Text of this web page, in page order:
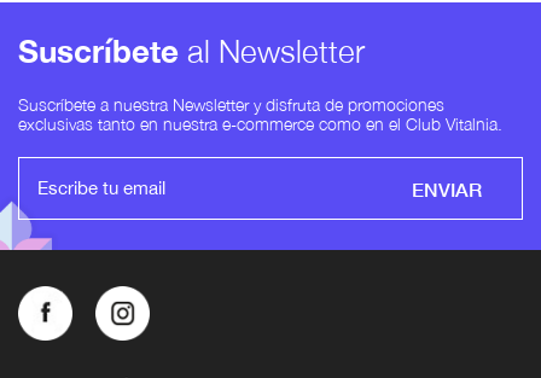
Suscríbete al Newsletter
Suscríbete a nuestra Newsletter y disfruta de promociones
exclusivas tanto en nuestra e-commerce como en el Club Vitalnia.
ENVIAR